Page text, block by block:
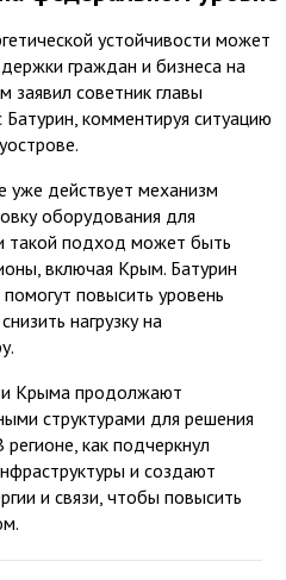
устойчивости может
граждан и бизнеса на
советник главы
комментируя ситуацию
уже действует механизм
оборудования для
такой подход может быть
включая Крым. Батурин
повысить уровень
нагрузку на
Крыма продолжают
структурами для решения
как подчеркнул
и создают
и связи, чтобы повысить